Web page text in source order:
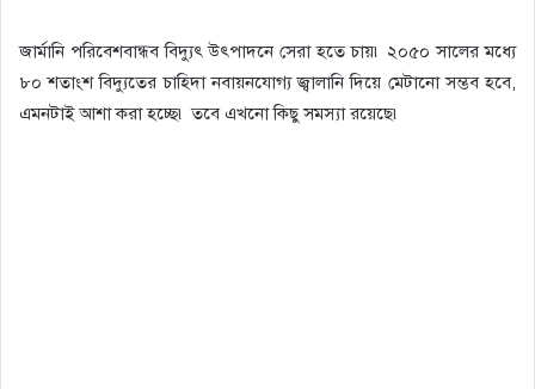
জার্মানি পরিবেশবান্ধব বিদ্যুৎ উৎপাদনে সেরা হতে চায়৷ ২০৫০ সালের মধ্যে
৮০ শতাংশ বিদ্যুতের চাহিদা নবায়নযোগ্য জ্বালানি দিয়ে মেটানো সম্ভব হবে,
এমনটাই আশা করা হচ্ছে৷ তবে এখনো কিছু সমস্যা রয়েছে৷